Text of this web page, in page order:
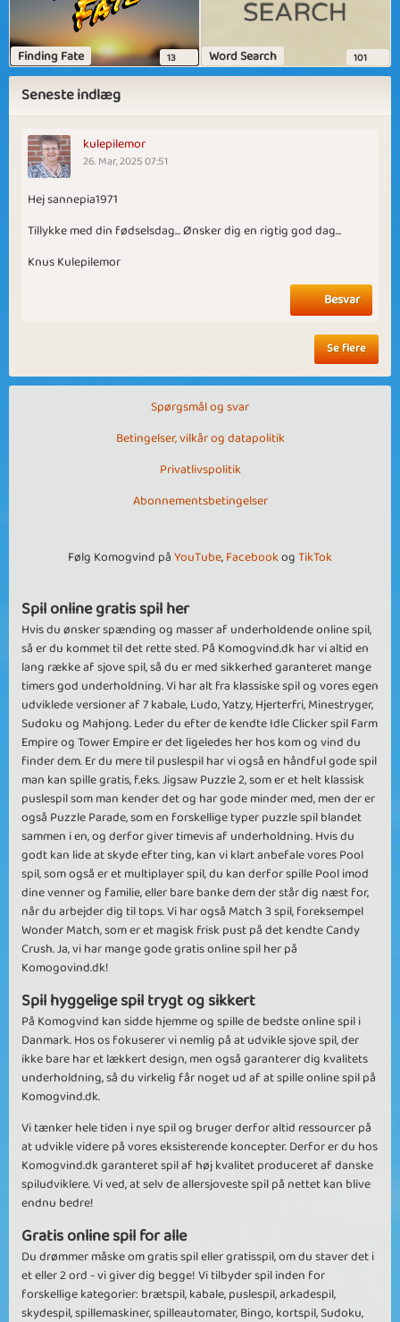
Finding Fate 13 Word Search 101
Seneste indlæg
kulepilemor
26. Mar, 2025 07:51
Hej sannepia1971
Tillykke med din fødselsdag... Ønsker dig en rigtig god dag...
Knus Kulepilemor
Besvar
Se flere
Spørgsmål og svar
Betingelser, vilkår og datapolitik
Privatlivspolitik
Abonnementsbetingelser
Følg Komogvind påYouTube,FacebookogTikTok
Spil online gratis spil her
Hvis du ønsker spænding og masser af underholdende online spil,
så er du kommet til det rette sted. På Komogvind.dk har vi altid en
lang række af sjove spil, så du er med sikkerhed garanteret mange
timers god underholdning. Vi har alt fra klassiske spil og vores egen
udviklede versioner af 7 kabale, Ludo, Yatzy, Hjerterfri, Minestryger,
Sudoku og Mahjong. Leder du efter de kendte Idle Clicker spil Farm
Empire og Tower Empire er det ligeledes her hos kom og vind du
finder dem. Er du mere til puslespil har vi også en håndful gode spil
man kan spille gratis, f.eks. Jigsaw Puzzle 2, som er et helt klassisk
puslespil som man kender det og har gode minder med, men der er
også Puzzle Parade, som en forskellige typer puzzle spil blandet
sammen i en, og derfor giver timevis af underholdning. Hvis du
godt kan lide at skyde efter ting, kan vi klart anbefale vores Pool
spil, som også er et multiplayer spil, du kan derfor spille Pool imod
dine venner og familie, eller bare banke dem der står dig næst for,
når du arbejder dig til tops. Vi har også Match 3 spil, foreksempel
Wonder Match, som er et magisk frisk pust på det kendte Candy
Crush. Ja, vi har mange gode gratis online spil her på
Komogovind.dk!
Spil hyggelige spil trygt og sikkert
På Komogvind kan sidde hjemme og spille de bedste online spil i
Danmark. Hos os fokuserer vi nemlig på at udvikle sjove spil, der
ikke bare har et lækkert design, men også garanterer dig kvalitets
underholdning, så du virkelig får noget ud af at spille online spil på
Komogvind.dk.
Vi tænker hele tiden i nye spil og bruger derfor altid ressourcer på
at udvikle videre på vores eksisterende koncepter. Derfor er du hos
Komogvind.dk garanteret spil af høj kvalitet produceret af danske
spiludviklere. Vi ved, at selv de allersjoveste spil på nettet kan blive
endnu bedre!
Gratis online spil for alle
Du drømmer måske om gratis spil eller gratisspil, om du staver det i
et eller 2 ord - vi giver dig begge! Vi tilbyder spil inden for
forskellige kategorier: brætspil, kabale, puslespil, arkadespil,
skydespil, spillemaskiner, spilleautomater, Bingo, kortspil, Sudoku,